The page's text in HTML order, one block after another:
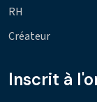
RH
Créateur
Inscrit à